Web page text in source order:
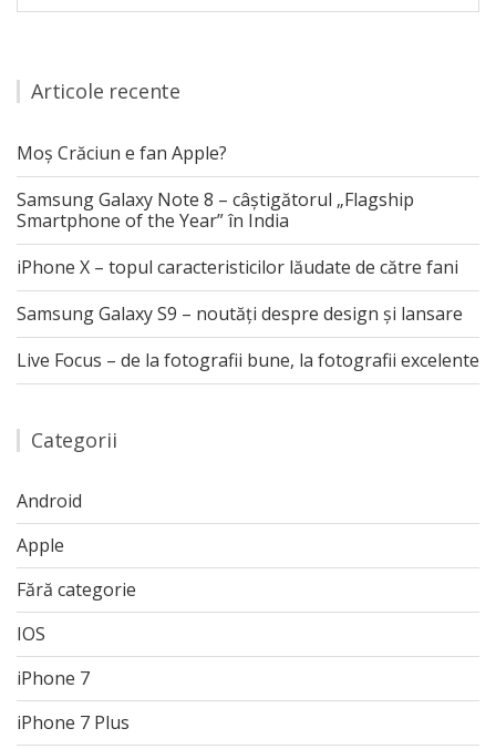
Articole recente
Moș Crăciun e fan Apple?
Samsung Galaxy Note 8 – câștigătorul „Flagship
Smartphone of the Year” în India
iPhone X – topul caracteristicilor lăudate de către fani
Samsung Galaxy S9 – noutăți despre design și lansare
Live Focus – de la fotografii bune, la fotografii excelente
Categorii
Android
Apple
Fără categorie
IOS
iPhone 7
iPhone 7 Plus